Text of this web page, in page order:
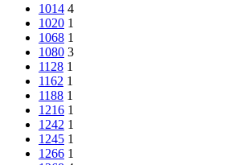
1014 4
1020 1
1068 1
1080 3
1128 1
1162 1
1188 1
1216 1
1242 1
1245 1
1266 1